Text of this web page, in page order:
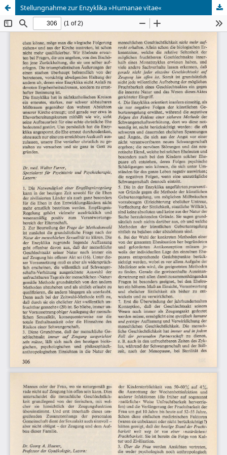
Stellungnahme zur Enzyklika »Humanae vitae«